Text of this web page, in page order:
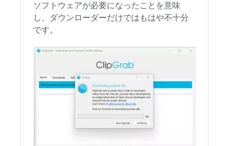
ソフトウェアが必要になったことを意味
し、ダウンローダーだけではもはや不十分
です。